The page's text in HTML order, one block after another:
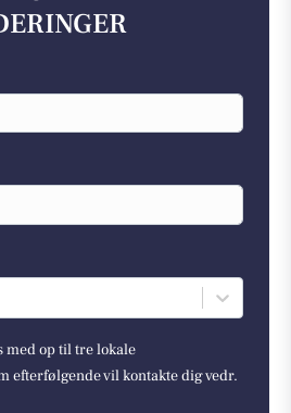
med op til tre lokale
efterfølgende vil kontakte dig vedr.